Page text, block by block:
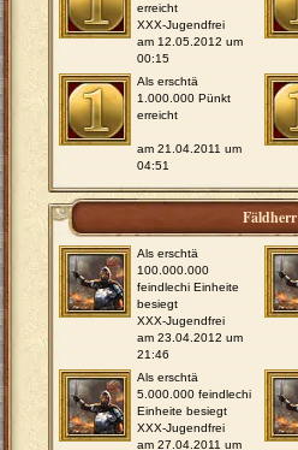
erreicht
XXX-Jugendfrei
am 12.05.2012 um
00:15
Als erschtä
1.000.000 Pünkt
erreicht
am 21.04.2011 um
04:51
Fäldherr
Als erschtä
100.000.000
feindlechi Einheite
besiegt
XXX-Jugendfrei
am 23.04.2012 um
21:46
Als erschtä
5.000.000 feindlechi
Einheite besiegt
XXX-Jugendfrei
am 27.04.2011 um